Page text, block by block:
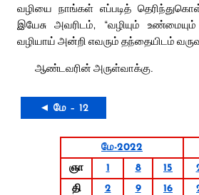
வழியை நாங்கள் எப்படித்
இயேசு அவரிடம், “வழியும்
வழியாய் அன்றி எவரும் தந்தையிடம்
ஆண்டவரின் அருள்வாக்கு.
◄ மே – 12
மே-2022
ஞா
1 8 15
தி
2 9 16